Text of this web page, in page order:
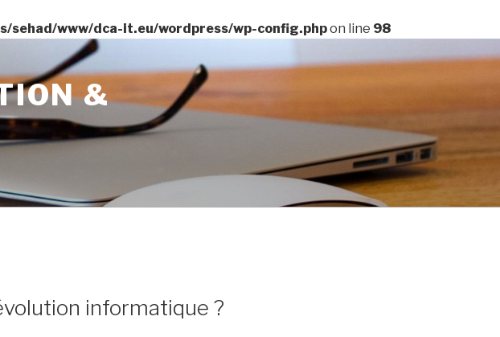
sehad/www/dca-it.eu/wordpress/wp-config.phpon line 98
&
informatique ?